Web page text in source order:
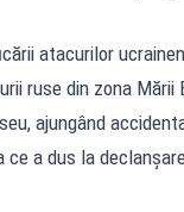
atacurilor
ruse din zona Mării
ajungând
ce a dus la